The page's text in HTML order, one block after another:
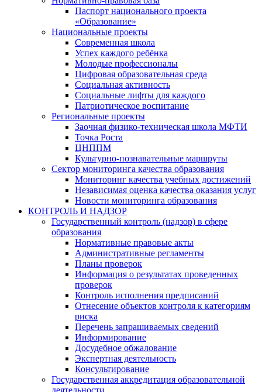
Паспорт национального проекта
«Образование»
Национальные проекты
Современная школа
Успех каждого ребёнка
Молодые профессионалы
Цифровая образовательная среда
Социальная активность
Социальные лифты для каждого
Патриотическое воспитание
Региональные проекты
Заочная физико-техническая школа МФТИ
Точка Роста
ЦНППМ
Культурно-познавательные маршруты
Сектор мониторинга качества образования
Мониторинг качества учебных достижений
Независимая оценка качества оказания услуг
Новости мониторинга образования
КОНТРОЛЬ И НАДЗОР
Государственный контроль (надзор) в сфере
образования
Нормативные правовые акты
Административные регламенты
Планы проверок
Информация о результатах проведенных
проверок
Контроль исполнения предписаний
Отнесение объектов контроля к категориям
риска
Перечень запрашиваемых сведений
Информирование
Досудебное обжалование
Экспертная деятельность
Консультирование
Государственная аккредитация образовательной
деятельности